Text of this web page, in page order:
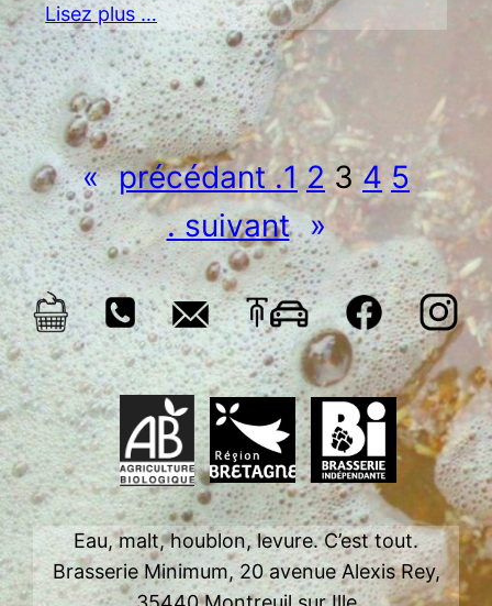
Lisez plus …
« précédant .1 2 3 4 5
. suivant »
Eau, malt, houblon, levure. C’est tout.
Brasserie Minimum, 20 avenue Alexis Rey,